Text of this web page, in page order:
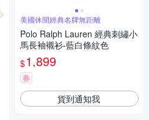
美國休閒經典名牌無距離
Polo Ralph Lauren 經典刺繡小
馬長袖襯衫-藍白條紋色
$1,899
券
貨到通知我